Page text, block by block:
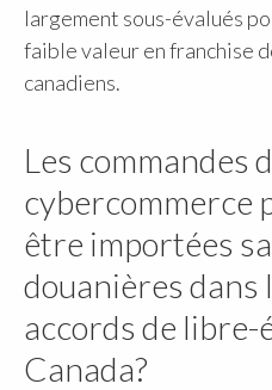
largement sous-évalués
faible valeur en franchise
canadiens.
Les commandes
cybercommerce
être importées
douanières dans
accords de libre-
Canada?